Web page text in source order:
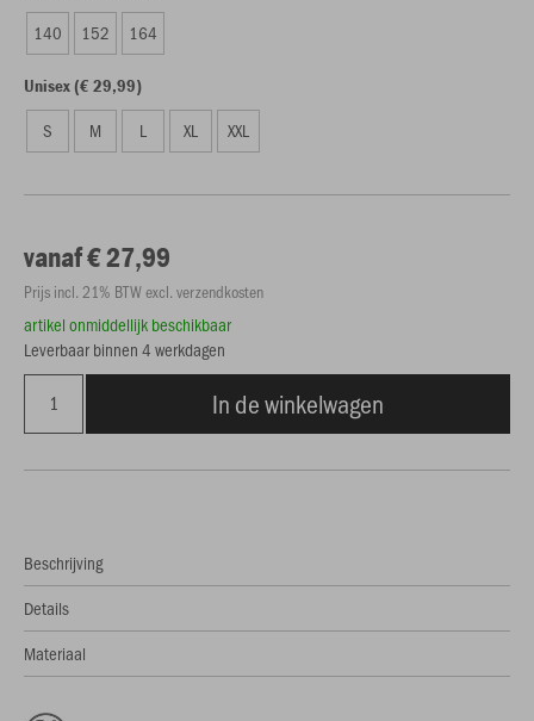
140 152 164
Unisex (€ 29,99)
S M L XL XXL
vanaf € 27,99
Prijs incl. 21% BTW excl. verzendkosten
artikel onmiddellijk beschikbaar
Leverbaar binnen 4 werkdagen
In de winkelwagen
Beschrijving
Details
Materiaal